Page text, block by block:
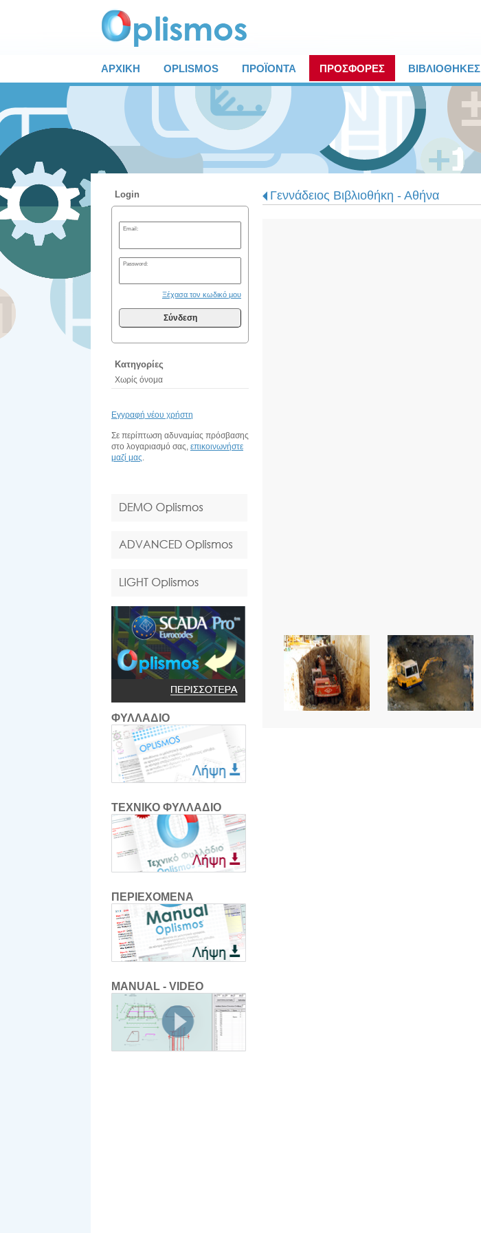
ΑΡΧΙΚΗ OPLISMOS ΠΡΟΪΟΝΤΑ ΠΡΟΣΦΟΡΕΣ ΒΙΒΛΙΟΘΗΚΕΣ
Login
Email:
Password:
Ξέχασα τον κωδικό μου
Σύνδεση
Κατηγορίες
Χωρίς όνομα
Εγγραφή νέου χρήστη
Σε περίπτωση αδυναμίας πρόσβασης
στο λογαριασμό σας, επικοινωνήστε
μαζί μας.
ΦΥΛΛΑΔΙΟ
ΤΕΧΝΙΚΟ ΦΥΛΛΑΔΙΟ
ΠΕΡΙΕΧΟΜΕΝΑ
MANUAL - VIDEO
Γεννάδειος Βιβλιοθήκη - Αθήνα